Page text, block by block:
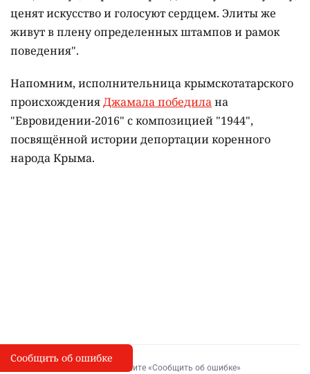
ценят искусство и голосуют сердцем. Элиты же
живут в плену определенных штампов и рамок
поведения".
Напомним, исполнительница крымскотатарского
происхожденияДжамала победилана
"Евровидении-2016" с композицией "1944",
посвящённой истории депортации коренного
народа Крыма.
I
Сообщить об опечатке
Выделите фрагмент и нажмите «Сообщить об ошибке»
Сообщить об ошибке